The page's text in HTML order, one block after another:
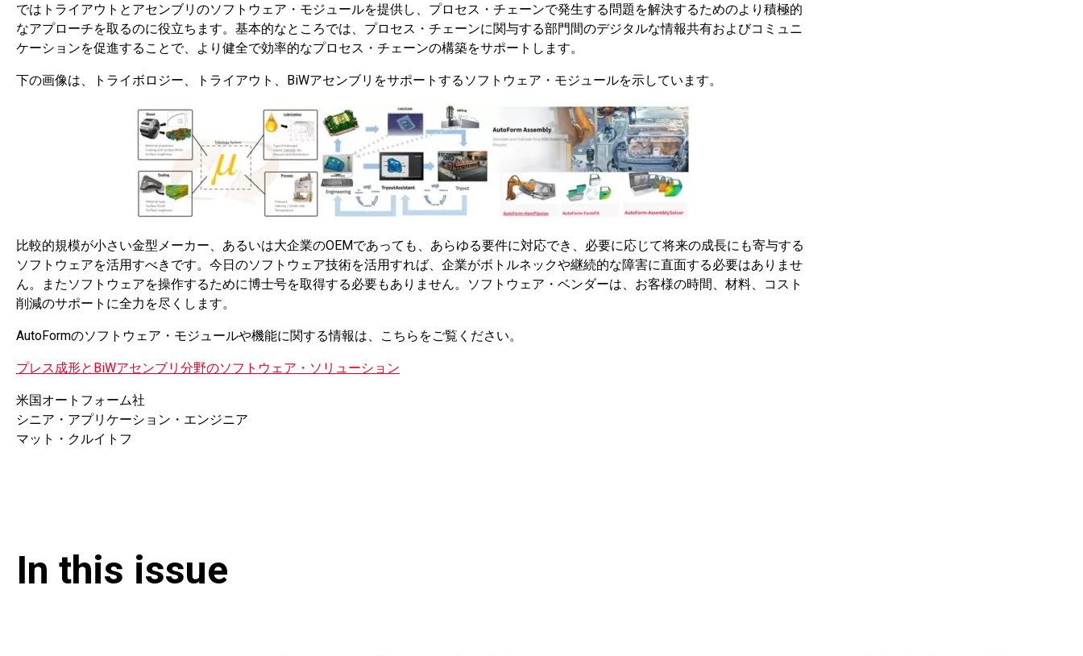
ではトライアウトとアセンブリのソフトウェア・モジュールを提供し、プロセス・チェーンで発生する問題を解決するためのより積極的
なアプローチを取るのに役立ちます。基本的なところでは、プロセス・チェーンに関与する部門間のデジタルな情報共有およびコミュニ
ケーションを促進することで、より健全で効率的なプロセス・チェーンの構築をサポートします。
下の画像は、トライボロジー、トライアウト、BiWアセンブリをサポートするソフトウェア・モジュールを示しています。
比較的規模が小さい金型メーカー、あるいは大企業のOEMであっても、あらゆる要件に対応でき、必要に応じて将来の成長にも寄与する
ソフトウェアを活用すべきです。今日のソフトウェア技術を活用すれば、企業がボトルネックや継続的な障害に直面する必要はありませ
ん。またソフトウェアを操作するために博士号を取得する必要もありません。ソフトウェア・ベンダーは、お客様の時間、材料、コスト
削減のサポートに全力を尽くします。
AutoFormのソフトウェア・モジュールや機能に関する情報は、こちらをご覧ください。
プレス成形とBiWアセンブリ分野のソフトウェア・ソリューション
米国オートフォーム社
シニア・アプリケーション・エンジニア
マット・クルイトフ
In this issue​